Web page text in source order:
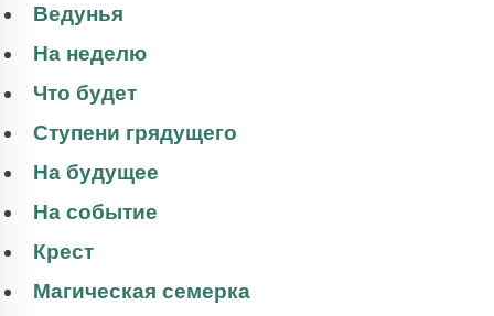
Ведунья
На неделю
Что будет
Ступени грядущего
На будущее
На событие
Крест
Магическая семерка